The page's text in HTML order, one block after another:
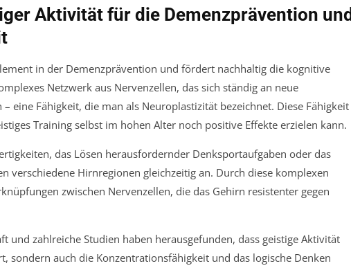
Aktivität für die Demenzprävention und
in der Demenzprävention und fördert nachhaltig die kognitive
Netzwerk aus Nervenzellen, das sich ständig an neue
eine Fähigkeit, die man als Neuroplastizität bezeichnet. Diese Fähigkeit
Training selbst im hohen Alter noch positive Effekte erzielen kann.
das Lösen herausfordernder Denksportaufgaben oder das
verschiedene Hirnregionen gleichzeitig an. Durch diese komplexen
zwischen Nervenzellen, die das Gehirn resistenter gegen
und zahlreiche Studien haben herausgefunden, dass geistige Aktivität
sondern auch die Konzentrationsfähigkeit und das logische Denken